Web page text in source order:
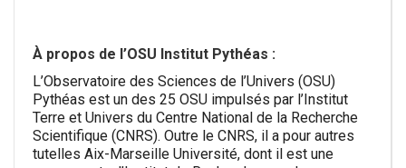
À propos de l’OSU Institut Pythéas :
L’Observatoire des Sciences de l’Univers (OSU)
Pythéas est un des 25 OSU impulsés par l’Institut
Terre et Univers du Centre National de la Recherche
Scientifique (CNRS). Outre le CNRS, il a pour autres
tutelles Aix-Marseille Université, dont il est une